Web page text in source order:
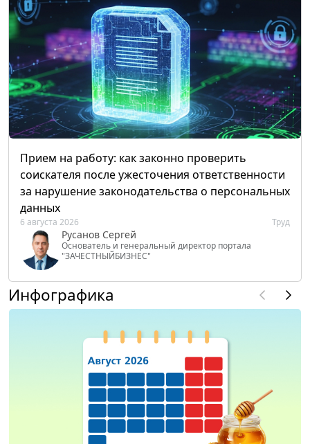
Прием на работу: как законно проверить
соискателя после ужесточения ответственности
за нарушение законодательства о персональных
данных
6 августа 2026 Труд
Русанов Сергей
Основатель и генеральный директор портала
"ЗАЧЕСТНЫЙБИЗНЕС"
Инфографика